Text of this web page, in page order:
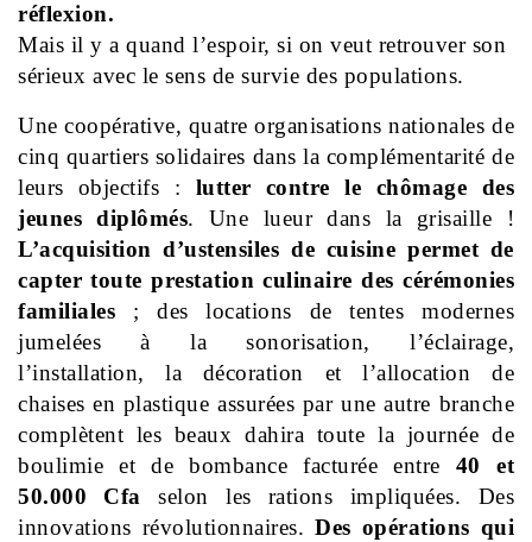
réflexion.
Mais il y a quand l’espoir, si on veut retrouver son
sérieux avec le sens de survie des populations.
Une coopérative, quatre organisations nationales de
cinq quartiers solidaires dans la complémentarité de
leurs objectifs : lutter contre le chômage des
jeunes diplômés. Une lueur dans la grisaille !
L’acquisition d’ustensiles de cuisine permet de
capter toute prestation culinaire des cérémonies
familiales ; des locations de tentes modernes
jumelées à la sonorisation, l’éclairage,
l’installation, la décoration et l’allocation de
chaises en plastique assurées par une autre branche
complètent les beaux dahira toute la journée de
boulimie et de bombance facturée entre 40 et
50.000 Cfa selon les rations impliquées. Des
innovations révolutionnaires. Des opérations qui